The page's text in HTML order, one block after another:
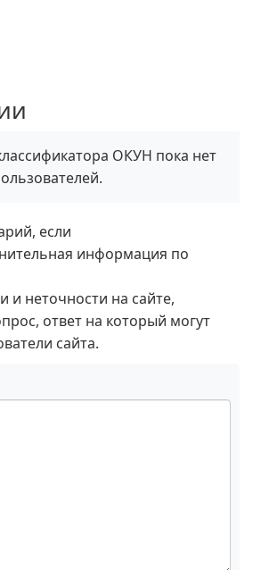
ОКУН пока нет
если
информация по
и неточности на сайте,
ответ на который могут
сайта.